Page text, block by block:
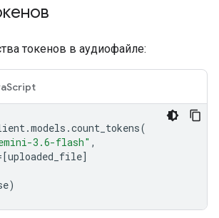
токенов в аудиофайле:
.models .count_tokens(
3.6-flash" ,
[uploaded_file]
)